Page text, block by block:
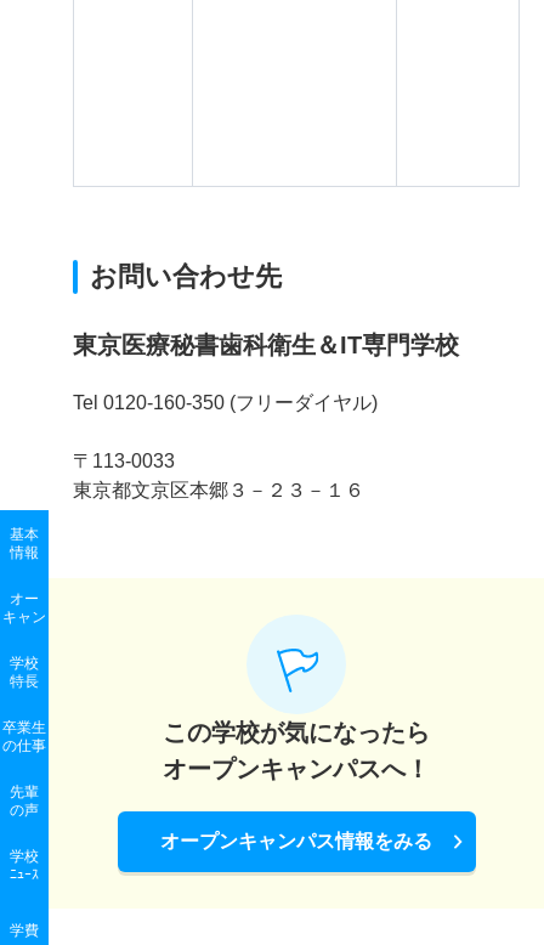
基本
情報
オー
キャン
学校
特長
卒業生
の仕事
先輩
の声
学校
ﾆｭｰｽ
学費
お問い合わせ先
東京医療秘書歯科衛生＆IT専門学校
Tel 0120-160-350 (フリーダイヤル)
〒113-0033
東京都文京区本郷３－２３－１６
この学校が気になったら
オープンキャンパスへ！
オープンキャンパス情報をみる